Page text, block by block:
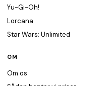
Yu-Gi-Oh!
Lorcana
Star Wars: Unlimited
OM
Om os